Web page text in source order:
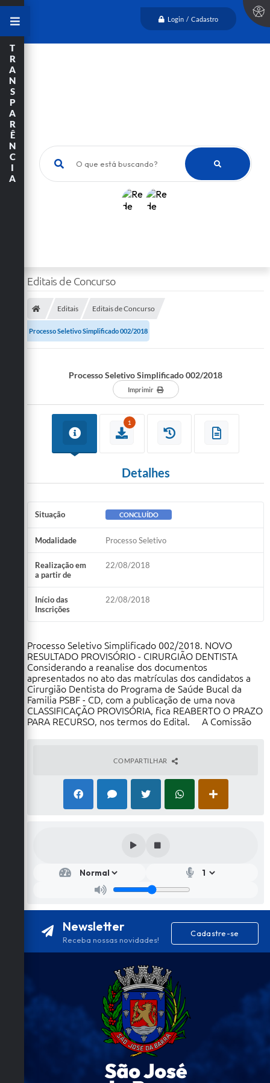
Login / Cadastro
O que está buscando?
T
R
A
N
S
P
A
R
Ê
N
C
I
A
Editais de Concurso
Editais Editais de Concurso
Processo Seletivo Simplificado 002/2018
Processo Seletivo Simplificado 002/2018
Imprimir
1
Detalhes
Situação CONCLUÍDO
Modalidade Processo Seletivo
Realização em
a partir de
22/08/2018
Início das
Inscrições
22/08/2018
Processo Seletivo Simplificado 002/2018. NOVO
RESULTADO PROVISÓRIO - CIRURGIÃO DENTISTA
Considerando a reanalise dos documentos
apresentados no ato das matrículas dos candidatos a
Cirurgião Dentista do Programa de Saúde Bucal da
Familia PSBF - CD, com a publicação de uma nova
CLASSIFICAÇÃO PROVISÓRIA, fica REABERTO O PRAZO
PARA RECURSO, nos termos do Edital. A Comissão
COMPARTILHAR
Newsletter
Receba nossas novidades!
Cadastre-se